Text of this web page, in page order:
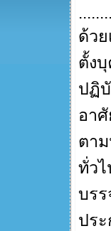
ด้ว
ตั้ง
ปฏิ
อา
ตา
ทั่ว
บร
ปร